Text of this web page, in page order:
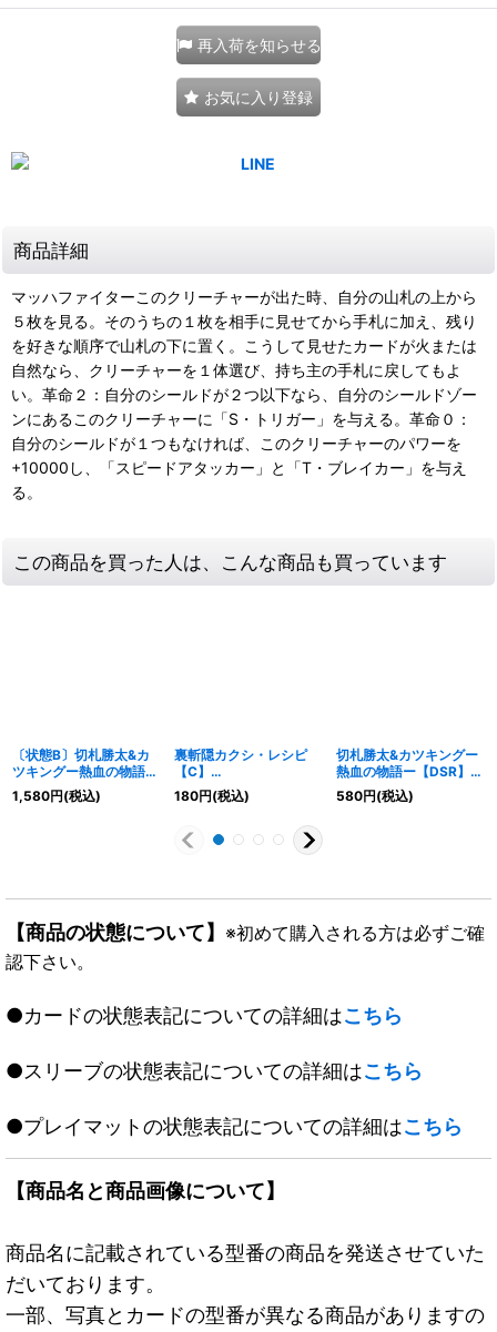
再入荷を知らせる
お気に入り登録
商品詳細
マッハファイターこのクリーチャーが出た時、自分の山札の上から
５枚を見る。そのうちの１枚を相手に見せてから手札に加え、残り
を好きな順序で山札の下に置く。こうして見せたカードが火または
自然なら、クリーチャーを１体選び、持ち主の手札に戻してもよ
い。革命２：自分のシールドが２つ以下なら、自分のシールドゾー
ンにあるこのクリーチャーに「S・トリガー」を与える。革命０：
自分のシールドが１つもなければ、このクリーチャーのパワーを
+10000し、「スピードアタッカー」と「T・ブレイカー」を与え
る。
この商品を買った人は、こんな商品も買っています
〔状態B〕切札勝太&カ
ツキングー熱血の物語ー
【DSR】{EX152/100}
《多》
1,580円(税込)
裏斬隠カクシ・レシピ
【C】
{23RP2TF9/TF10}
《水》
180円(税込)
切札勝太&カツキングー
熱血の物語ー【DSR】
{23RP3TR1/TR9}
《多》
580円(税込)
【商品の状態について】 ※初めて購入される方は必ずご確
認下さい。
●カードの状態表記についての詳細はこちら
●スリーブの状態表記についての詳細はこちら
●プレイマットの状態表記についての詳細はこちら
【商品名と商品画像について】
商品名に記載されている型番の商品を発送させていた
だいております。
一部、写真とカードの型番が異なる商品がありますの